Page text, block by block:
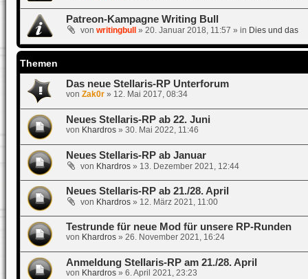
Patreon-Kampagne Writing Bull
von writingbull » 20. Januar 2018, 11:57 » in Dies und das
Themen
Das neue Stellaris-RP Unterforum
von Zak0r» 12. Mai 2017, 08:34
Neues Stellaris-RP ab 22. Juni
von Khardros» 30. Mai 2022, 11:46
Neues Stellaris-RP ab Januar
von Khardros» 13. Dezember 2021, 12:44
Neues Stellaris-RP ab 21./28. April
von Khardros» 12. März 2021, 11:00
Testrunde für neue Mod für unsere RP-Runden
von Khardros» 26. November 2021, 16:24
Anmeldung Stellaris-RP am 21./28. April
von Khardros» 6. April 2021, 23:23